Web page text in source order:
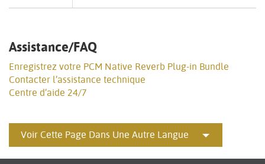
Assistance/FAQ
Enregistrez votre PCM Native Reverb Plug-in Bundle
Contacter l’assistance technique
Centre d’aide 24/7
Voir Cette Page Dans Une Autre Langue